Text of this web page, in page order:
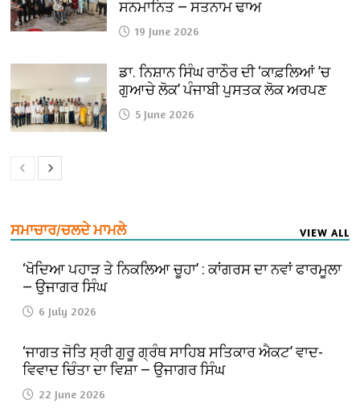
ਸਨਮਾਨਿਤ — ਸਤਨਾਮ ਢਾਅ
19 June 2026
ਡਾ. ਨਿਸ਼ਾਨ ਸਿੰਘ ਰਾਠੌਰ ਦੀ ‘ਕਾਫ਼ਲਿਆਂ ’ਚ
ਗੁਆਚੇ ਲੋਕ’ ਪੰਜਾਬੀ ਪੁਸਤਕ ਲੋਕ ਅਰਪਣ
5 June 2026
ਸਮਾਚਾਰ/ਚਲਦੇ ਮਾਮਲੇ VIEW ALL
‘ਖੋਦਿਆ ਪਹਾੜ ਤੇ ਨਿਕਲਿਆ ਚੂਹਾ’ : ਕਾਂਗਰਸ ਦਾ ਨਵਾਂ ਫਾਰਮੂਲਾ
— ਉਜਾਗਰ ਸਿੰਘ
6 July 2026
‘ਜਾਗਤ ਜੋਤਿ ਸ੍ਰੀ ਗੁਰੂ ਗ੍ਰੰਥ ਸਾਹਿਬ ਸਤਿਕਾਰ ਐਕਟ’ ਵਾਦ-
ਵਿਵਾਦ ਚਿੰਤਾ ਦਾ ਵਿਸ਼ਾ — ਉਜਾਗਰ ਸਿੰਘ
22 June 2026